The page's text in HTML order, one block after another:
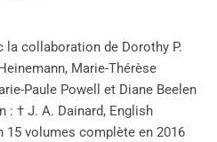
la collaboration de Dorothy P.
Marie-Thérèse
Paule Powell et Diane Beelen
: † J. A. Dainard, English
volumes complète en 2016